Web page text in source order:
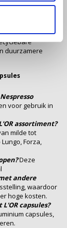
zijn volledig
waardoor je
L'OR blends.
duurzamere
voor gebruik in
assortiment?
milde tot
Forza,
Deze
andere
waardoor
hoge kosten.
capsules?
capsules,